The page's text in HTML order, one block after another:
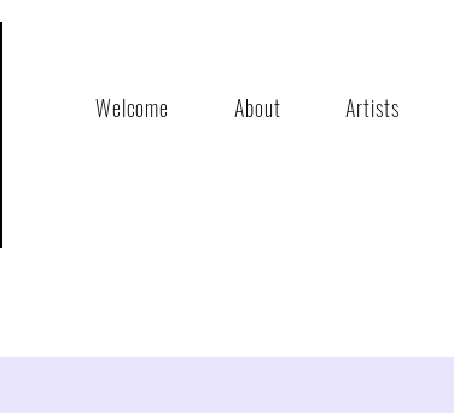
Welcome About Artists